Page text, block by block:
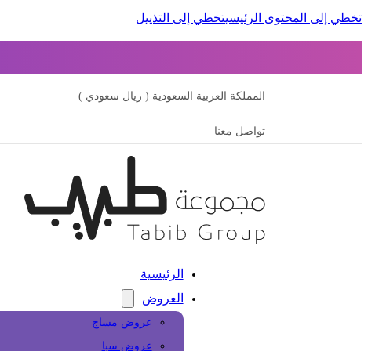
تخطي إلى المحتوى الرئيسيتخطي إلى التذييل
المملكة العربية السعودية ( ريال سعودي )
تواصل معنا
الرئيسية
العروض
عروض مساج
عروض سبا